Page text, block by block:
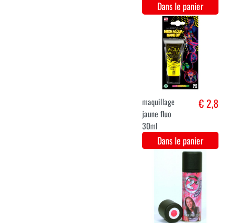
Paillettes gel
vert 15 ml
Dans le panier
luxe en
éventail noir
€ 3,9